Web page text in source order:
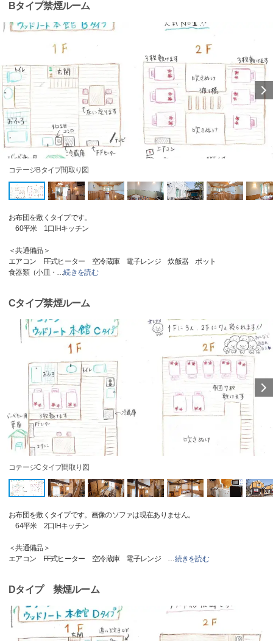
Bタイプ禁煙ルーム
コテージBタイプ間取り図
お布団を敷くタイプです。
60平米 1口IHキッチン
＜共通備品＞
エアコン FF式ヒーター 空冷蔵庫 電子レンジ 炊飯器 ポット
食器類（小皿・ …続きを読む
Cタイプ禁煙ルーム
コテージCタイプ間取り図
お布団を敷くタイプです。画像のソファは現在ありません。
64平米 2口IHキッチン
＜共通備品＞
エアコン FF式ヒーター 空冷蔵庫 電子レンジ …続きを読む
Dタイプ 禁煙ルーム